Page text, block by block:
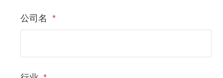
*
公司名